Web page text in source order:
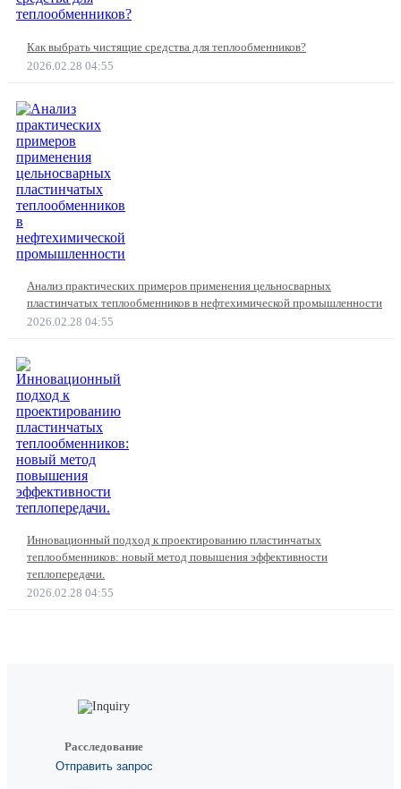
Как выбрать чистящие средства для теплообменников?
2026.02.28 04:55
Анализ практических примеров применения цельносварных
пластинчатых теплообменников в нефтехимической промышленности
2026.02.28 04:55
Инновационный подход к проектированию пластинчатых
теплообменников: новый метод повышения эффективности
теплопередачи.
2026.02.28 04:55
Расследование
Отправить запрос